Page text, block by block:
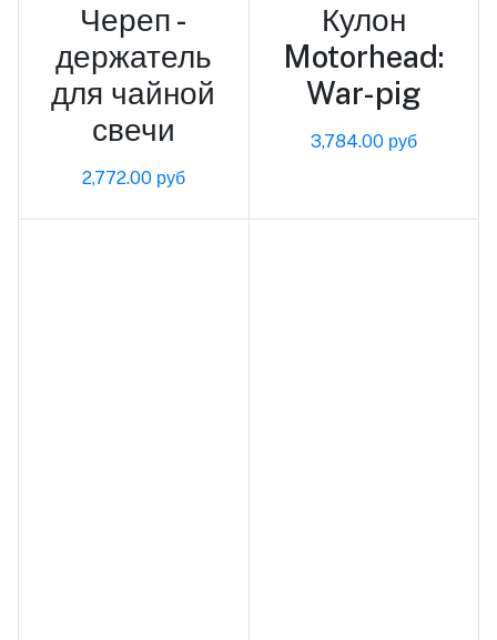
Череп -
держатель
для чайной
свечи
2,772.00 руб
Кулон
Motorhead:
War-pig
3,784.00 руб